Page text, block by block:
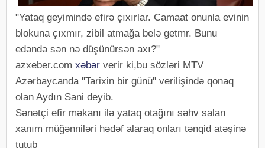
"Yataq geyimində efirə çıxırlar. Camaat onunla evinin
blokuna çıxmır, zibil atmağa belə getmr. Bunu
edəndə sən nə düşünürsən axı?"
azxeber.com xəbər verir ki,bu sözləri MTV
Azərbaycanda "Tarixin bir günü" verilişində qonaq
olan Aydın Sani deyib.
Sənətçi efir məkanı ilə yataq otağını səhv salan
xanım müğənniləri hədəf alaraq onları tənqid atəşinə
tutub